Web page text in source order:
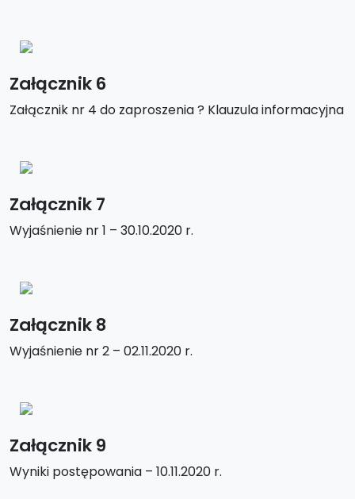
Załącznik 6
Załącznik nr 4 do zaproszenia ? Klauzula informacyjna
Załącznik 7
Wyjaśnienie nr 1 – 30.10.2020 r.
Załącznik 8
Wyjaśnienie nr 2 – 02.11.2020 r.
Załącznik 9
Wyniki postępowania – 10.11.2020 r.